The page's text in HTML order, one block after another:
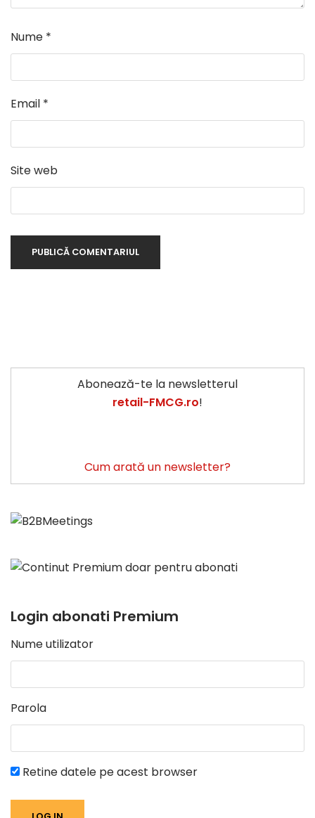
Nume *
Email *
Site web
Abonează-te la newsletterul
retail-FMCG.ro!
Cum arată un newsletter?
Login abonati Premium
Nume utilizator
Parola
Retine datele pe acest browser